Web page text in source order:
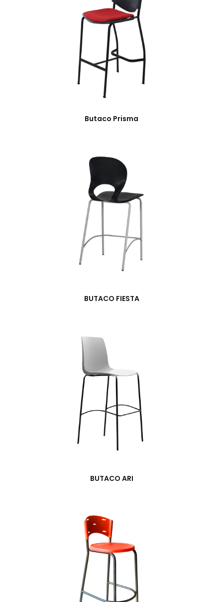
Butaco Prisma
BUTACO FIESTA
BUTACO ARI